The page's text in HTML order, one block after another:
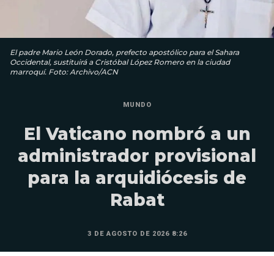
El padre Mario León Dorado, prefecto apostólico para el Sahara
Occidental, sustituirá a Cristóbal López Romero en la ciudad
marroquí. Foto: Archivo/ACN
MUNDO
El Vaticano nombró a un
administrador provisional
para la arquidiócesis de
Rabat
3 DE AGOSTO DE 2026 8:26